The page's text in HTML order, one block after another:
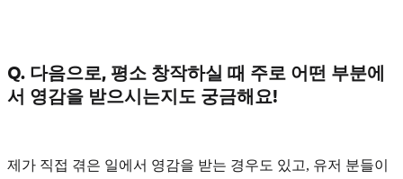
Q. 다음으로, 평소 창작하실 때 주로 어떤 부분에
서 영감을 받으시는지도 궁금해요!
제가 직접 겪은 일에서 영감을 받는 경우도 있고, 유저 분들이